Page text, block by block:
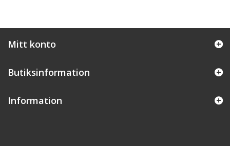
Mitt konto
Butiksinformation
Information